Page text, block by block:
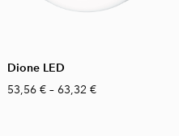
Dione LED
53,56 € – 63,32 €